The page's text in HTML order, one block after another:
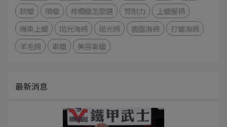
軟蠟
噴蠟 棕櫚蠟怎麼選 臂耐力
上蠟握柄
機車上蠟
拋光海綿 拋光綿 圓盤海綿
打蠟海綿
羊毛綿
車蠟 美容車蠟
最新消息